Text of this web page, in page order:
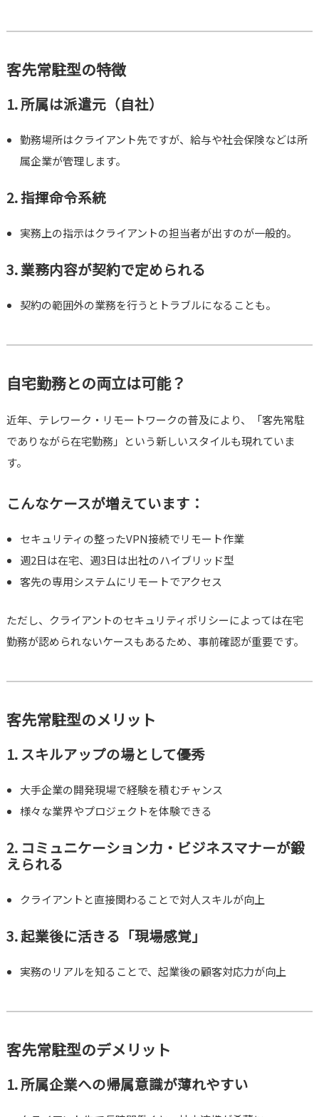
客先常駐型の特徴
1. 所属は派遣元（自社）
勤務場所はクライアント先ですが、給与や社会保険などは所
属企業が管理します。
2. 指揮命令系統
実務上の指示はクライアントの担当者が出すのが一般的。
3. 業務内容が契約で定められる
契約の範囲外の業務を行うとトラブルになることも。
自宅勤務との両立は可能？
近年、テレワーク・リモートワークの普及により、「客先常駐
でありながら在宅勤務」という新しいスタイルも現れていま
す。
こんなケースが増えています：
セキュリティの整ったVPN接続でリモート作業
週2日は在宅、週3日は出社のハイブリッド型
客先の専用システムにリモートでアクセス
ただし、クライアントのセキュリティポリシーによっては在宅
勤務が認められないケースもあるため、事前確認が重要です。
客先常駐型のメリット
1. スキルアップの場として優秀
大手企業の開発現場で経験を積むチャンス
様々な業界やプロジェクトを体験できる
2. コミュニケーション力・ビジネスマナーが鍛
えられる
クライアントと直接関わることで対人スキルが向上
3. 起業後に活きる「現場感覚」
実務のリアルを知ることで、起業後の顧客対応力が向上
客先常駐型のデメリット
1. 所属企業への帰属意識が薄れやすい